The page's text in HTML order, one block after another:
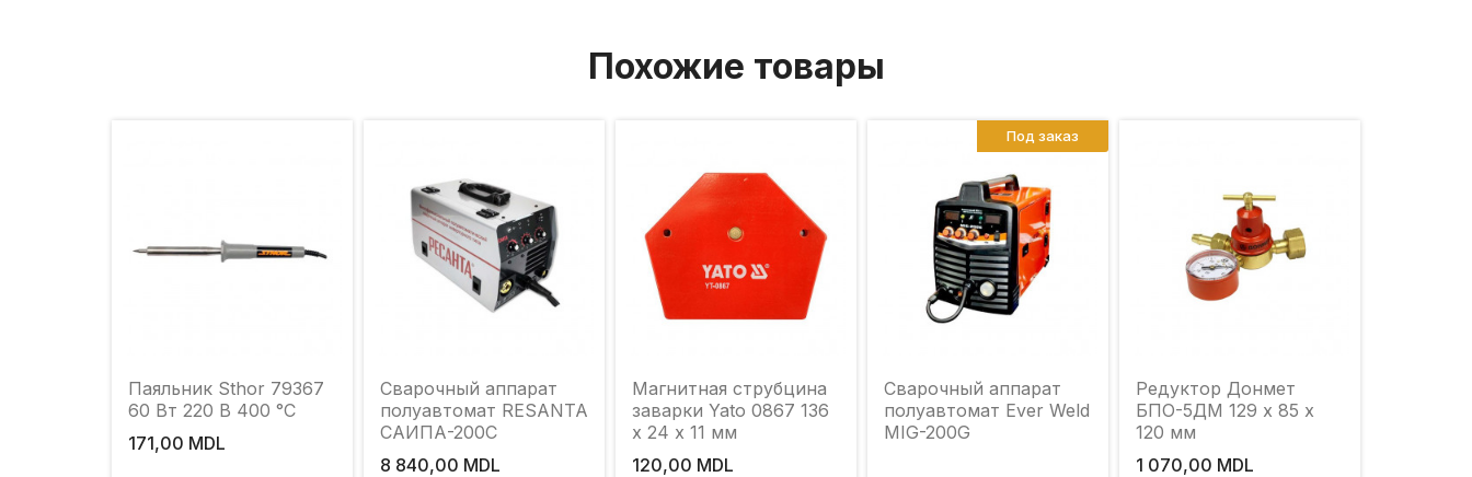
Похожие товары
Паяльник Sthor 79367
60 Вт 220 В 400 °С
171,00 MDL
Сварочный аппарат
полуавтомат RESANTA
САИПА-200C
8 840,00 MDL
Магнитная струбцина
заварки Yato 0867 136
x 24 x 11 мм
120,00 MDL
Сварочный аппарат
полуавтомат Ever Weld
MIG-200G
Под заказ
Редуктор Донмет
БПО-5ДМ 129 x 85 x
120 мм
1 070,00 MDL